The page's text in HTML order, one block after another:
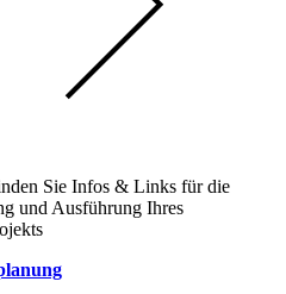
Sie Infos & Links für die
und Ausführung Ihres